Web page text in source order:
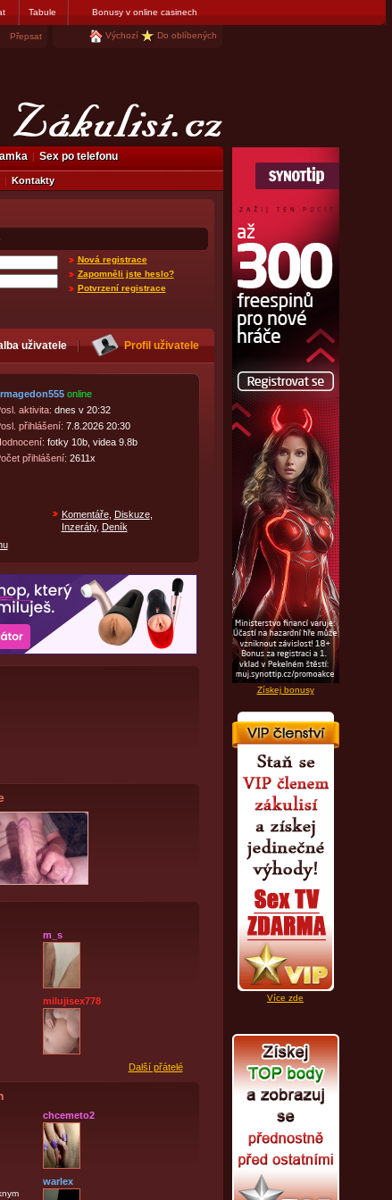
Tabule Bonusy v online casinech
Přepsat Výchozí Do oblíbených
Získej bonusy
Více zde
Sex po telefonu
Kontakty
Nová registrace
Zapomněli jste heslo?
Potvrzení registrace
uživatele Profil uživatele
online
aktivita: dnes v 20:32
přihlášení: 7.8.2026 20:30
fotky 10b, videa 9.8b
přihlášení: 2611x
Komentáře, Diskuze,
Inzeráty, Deník
m_s
milujisex778
Další přátelé
chcemeto2
warlex